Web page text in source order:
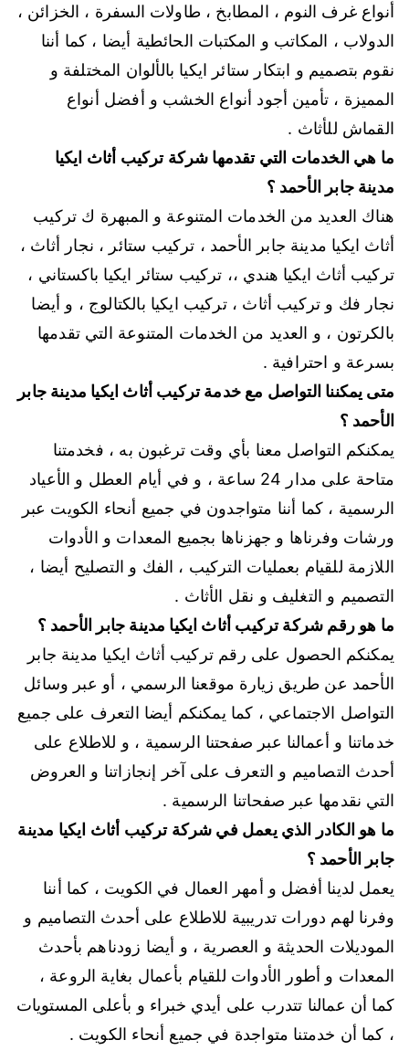
أنواع غرف النوم ، المطابخ ، طاولات السفرة ، الخزائن ،
الدولاب ، المكاتب و المكتبات الحائطية أيضا ، كما أننا
نقوم بتصميم و ابتكار ستائر ايكيا بالألوان المختلفة و
المميزة ، تأمين أجود أنواع الخشب و أفضل أنواع
القماش للأثاث .
ما هي الخدمات التي تقدمها شركة تركيب أثاث ايكيا
مدينة جابر الأحمد ؟
هناك العديد من الخدمات المتنوعة و المبهرة ك تركيب
أثاث ايكيا مدينة جابر الأحمد ، تركيب ستائر ، نجار أثاث ،
تركيب أثاث ايكيا هندي ،، تركيب ستائر ايكيا باكستاني ،
نجار فك و تركيب أثاث ، تركيب ايكيا بالكتالوج ، و أيضا
بالكرتون ، و العديد من الخدمات المتنوعة التي تقدمها
بسرعة و احترافية .
متى يمكننا التواصل مع خدمة تركيب أثاث ايكيا مدينة جابر
الأحمد ؟
يمكنكم التواصل معنا بأي وقت ترغبون به ، فخدمتنا
متاحة على مدار 24 ساعة ، و في أيام العطل و الأعياد
الرسمية ، كما أننا متواجدون في جميع أنحاء الكويت عبر
ورشات وفرناها و جهزناها بجميع المعدات و الأدوات
اللازمة للقيام بعمليات التركيب ، الفك و التصليح أيضا ،
التصميم و التغليف و نقل الأثاث .
ما هو رقم شركة تركيب أثاث ايكيا مدينة جابر الأحمد ؟
يمكنكم الحصول على رقم تركيب أثاث ايكيا مدينة جابر
الأحمد عن طريق زيارة موقعنا الرسمي ، أو عبر وسائل
التواصل الاجتماعي ، كما يمكنكم أيضا التعرف على جميع
خدماتنا و أعمالنا عبر صفحتنا الرسمية ، و للاطلاع على
أحدث التصاميم و التعرف على آخر إنجازاتنا و العروض
التي نقدمها عبر صفحاتنا الرسمية .
ما هو الكادر الذي يعمل في شركة تركيب أثاث ايكيا مدينة
جابر الأحمد ؟
يعمل لدينا أفضل و أمهر العمال في الكويت ، كما أننا
وفرنا لهم دورات تدريبية للاطلاع على أحدث التصاميم و
الموديلات الحديثة و العصرية ، و أيضا زودناهم بأحدث
المعدات و أطور الأدوات للقيام بأعمال بغاية الروعة ،
كما أن عمالنا تتدرب على أيدي خبراء و بأعلى المستويات
، كما أن خدمتنا متواجدة في جميع أنحاء الكويت .